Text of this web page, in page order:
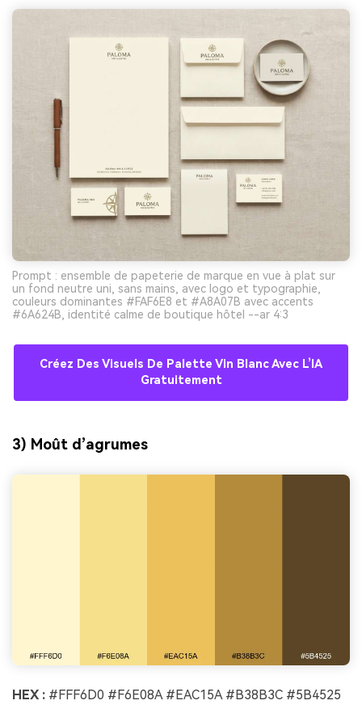
Prompt : ensemble de papeterie de marque en vue à plat sur
un fond neutre uni, sans mains, avec logo et typographie,
couleurs dominantes #FAF6E8 et #A8A07B avec accents
#6A624B, identité calme de boutique hôtel --ar 4:3
Créez Des Visuels De Palette Vin Blanc Avec L’IA
Gratuitement
3) Moût d’agrumes
HEX : #FFF6D0 #F6E08A #EAC15A #B38B3C #5B4525